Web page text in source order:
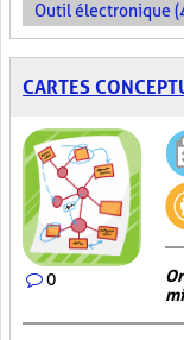
Outil électronique
CARTES
0